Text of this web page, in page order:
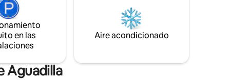
con increíbles vistas al amanecer y al
atardecer, piscina infinita, tumbonas y
volver... simplemente disfruta.
en las
Aire acondicionado
Aguadilla